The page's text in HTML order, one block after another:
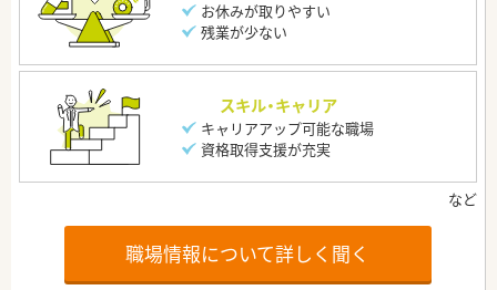
お休みが取りやすい
残業が少ない
スキル・キャリア
キャリアアップ可能な職場
資格取得支援が充実
職場情報について詳しく聞く